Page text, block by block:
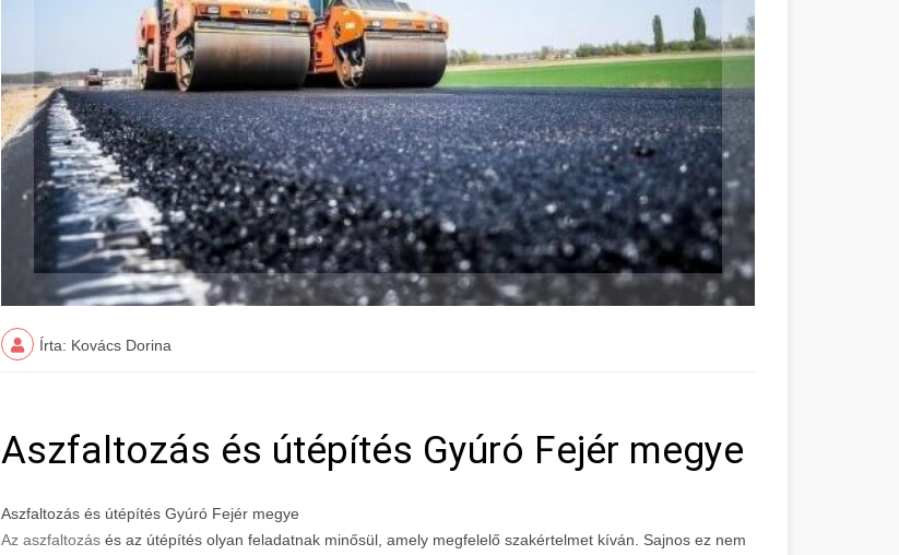
Írta: Kovács Dorina
Aszfaltozás és útépítés Gyúró Fejér megye
Aszfaltozás és útépítés Gyúró Fejér megye
Az aszfaltozás és az útépítés olyan feladatnak minősül, amely megfelelő szakértelmet kíván. Sajnos ez nem